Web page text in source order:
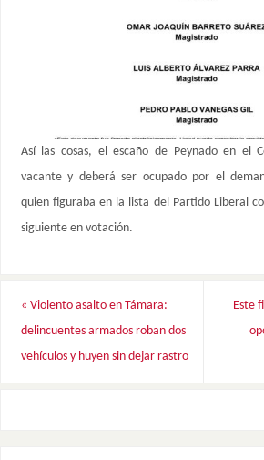
Así las cosas, el escaño de Peynado en el
vacante y deberá ser ocupado por el
quien figuraba en la lista del Partido Liberal
siguiente en votación.
« Violento asalto en Támara:
delincuentes armados roban dos
vehículos y huyen sin dejar rastro
Este